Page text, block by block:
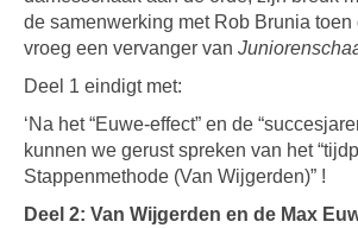
de samenwerking met Rob Brunia
vroeg een vervanger van
Deel 1 eindigt met:
‘Na het “Euwe-effect” en de
kunnen we gerust spreken van het
Stappenmethode (Van Wijgerden)” !
Deel 2: Van Wijgerden en de Max